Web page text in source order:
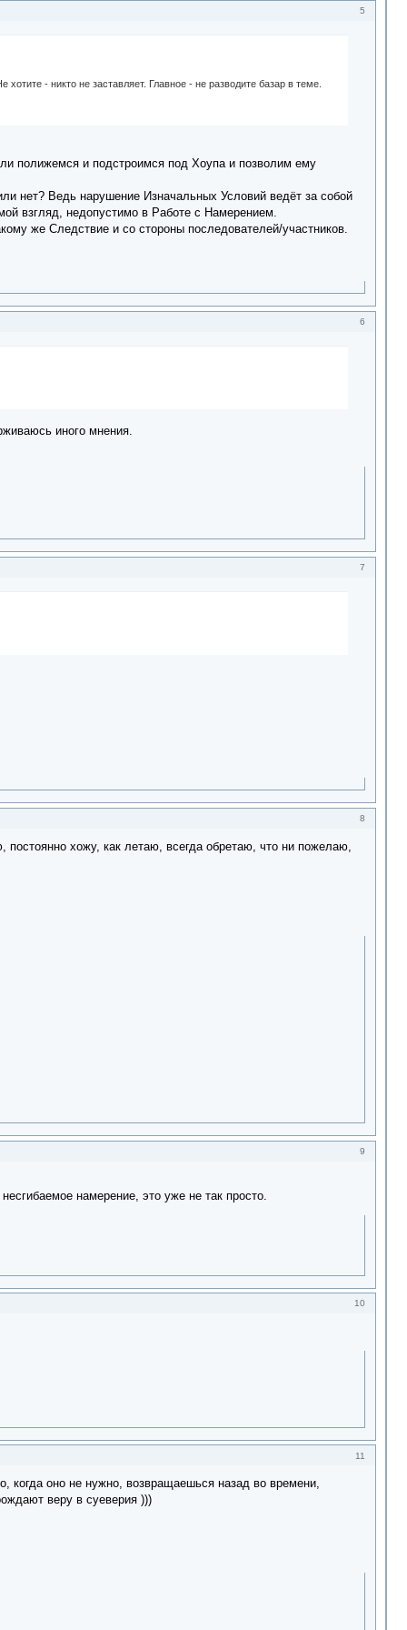
5
- никто не заставляет. Главное - не разводите базар в теме.
полижемся и подстроимся под Хоупа и позволим ему
нет? Ведь нарушение Изначальных Условий ведёт за собой
взгляд, недопустимо в Работе с Намерением.
же Следствие и со стороны последователей/участников.
6
иного мнения.
7
8
хожу, как летаю, всегда обретаю, что ни пожелаю,
9
намерение, это уже не так просто.
10
11
когда оно не нужно, возвращаешься назад во времени,
веру в суеверия )))